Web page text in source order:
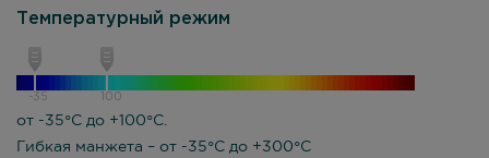
Температурный режим
-35 100
от -35°С до +100°С.
Гибкая манжета – от -35°С до +300°С